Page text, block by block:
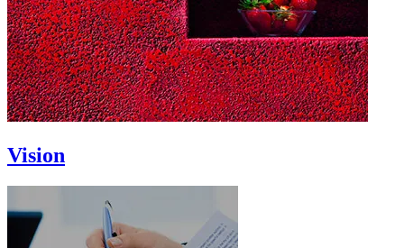
Vision